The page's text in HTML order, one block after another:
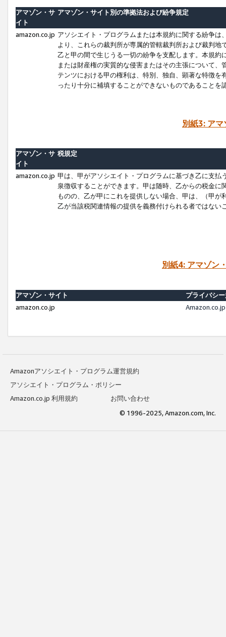
アマゾン・サ
イト
アマゾン・サイト別の準拠法および紛争規定
amazon.co.jp アソシエイト・プログラムまたは本規約に関する紛争
より、これらの裁判所が専属的管轄裁判所および裁判
乙と甲の間で生じうる一切の紛争を支配します。本規
または財産権の実質的な侵害またはその主張について
テンツにおける甲の権利は、特別、独自、顕著な特徴
ったり十分に補填することができないものであることを
別紙3: ア
アマゾン・サ
イト
税規定
amazon.co.jp 甲は、甲がアソシエイト・プログラムに基づき乙に支
泉徴収することができます。甲は随時、乙からの税金
ものの、乙が甲にこれを提供しない場合、甲は、（甲
乙が当該税関連情報の提供を義務付けられる者ではな
別紙4: アマゾン
アマゾン・サイト
プライバシ
amazon.co.jp
Amazonアソシエイト・プログラム運営規約
アソシエイト・プログラム・ポリシー
Amazon.co.jp 利用規約
お問い合わせ
© 1996-2025, Amazon.com, Inc.